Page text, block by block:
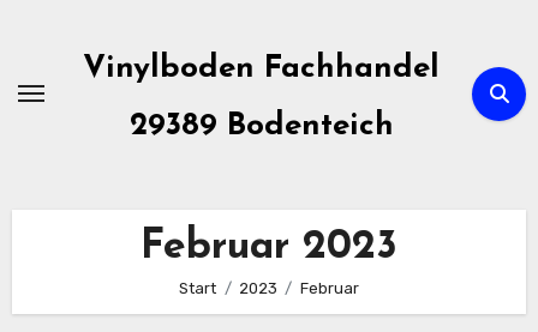
springen
Vinylboden Fachhandel
29389 Bodenteich
Februar 2023
Start 2023 Februar